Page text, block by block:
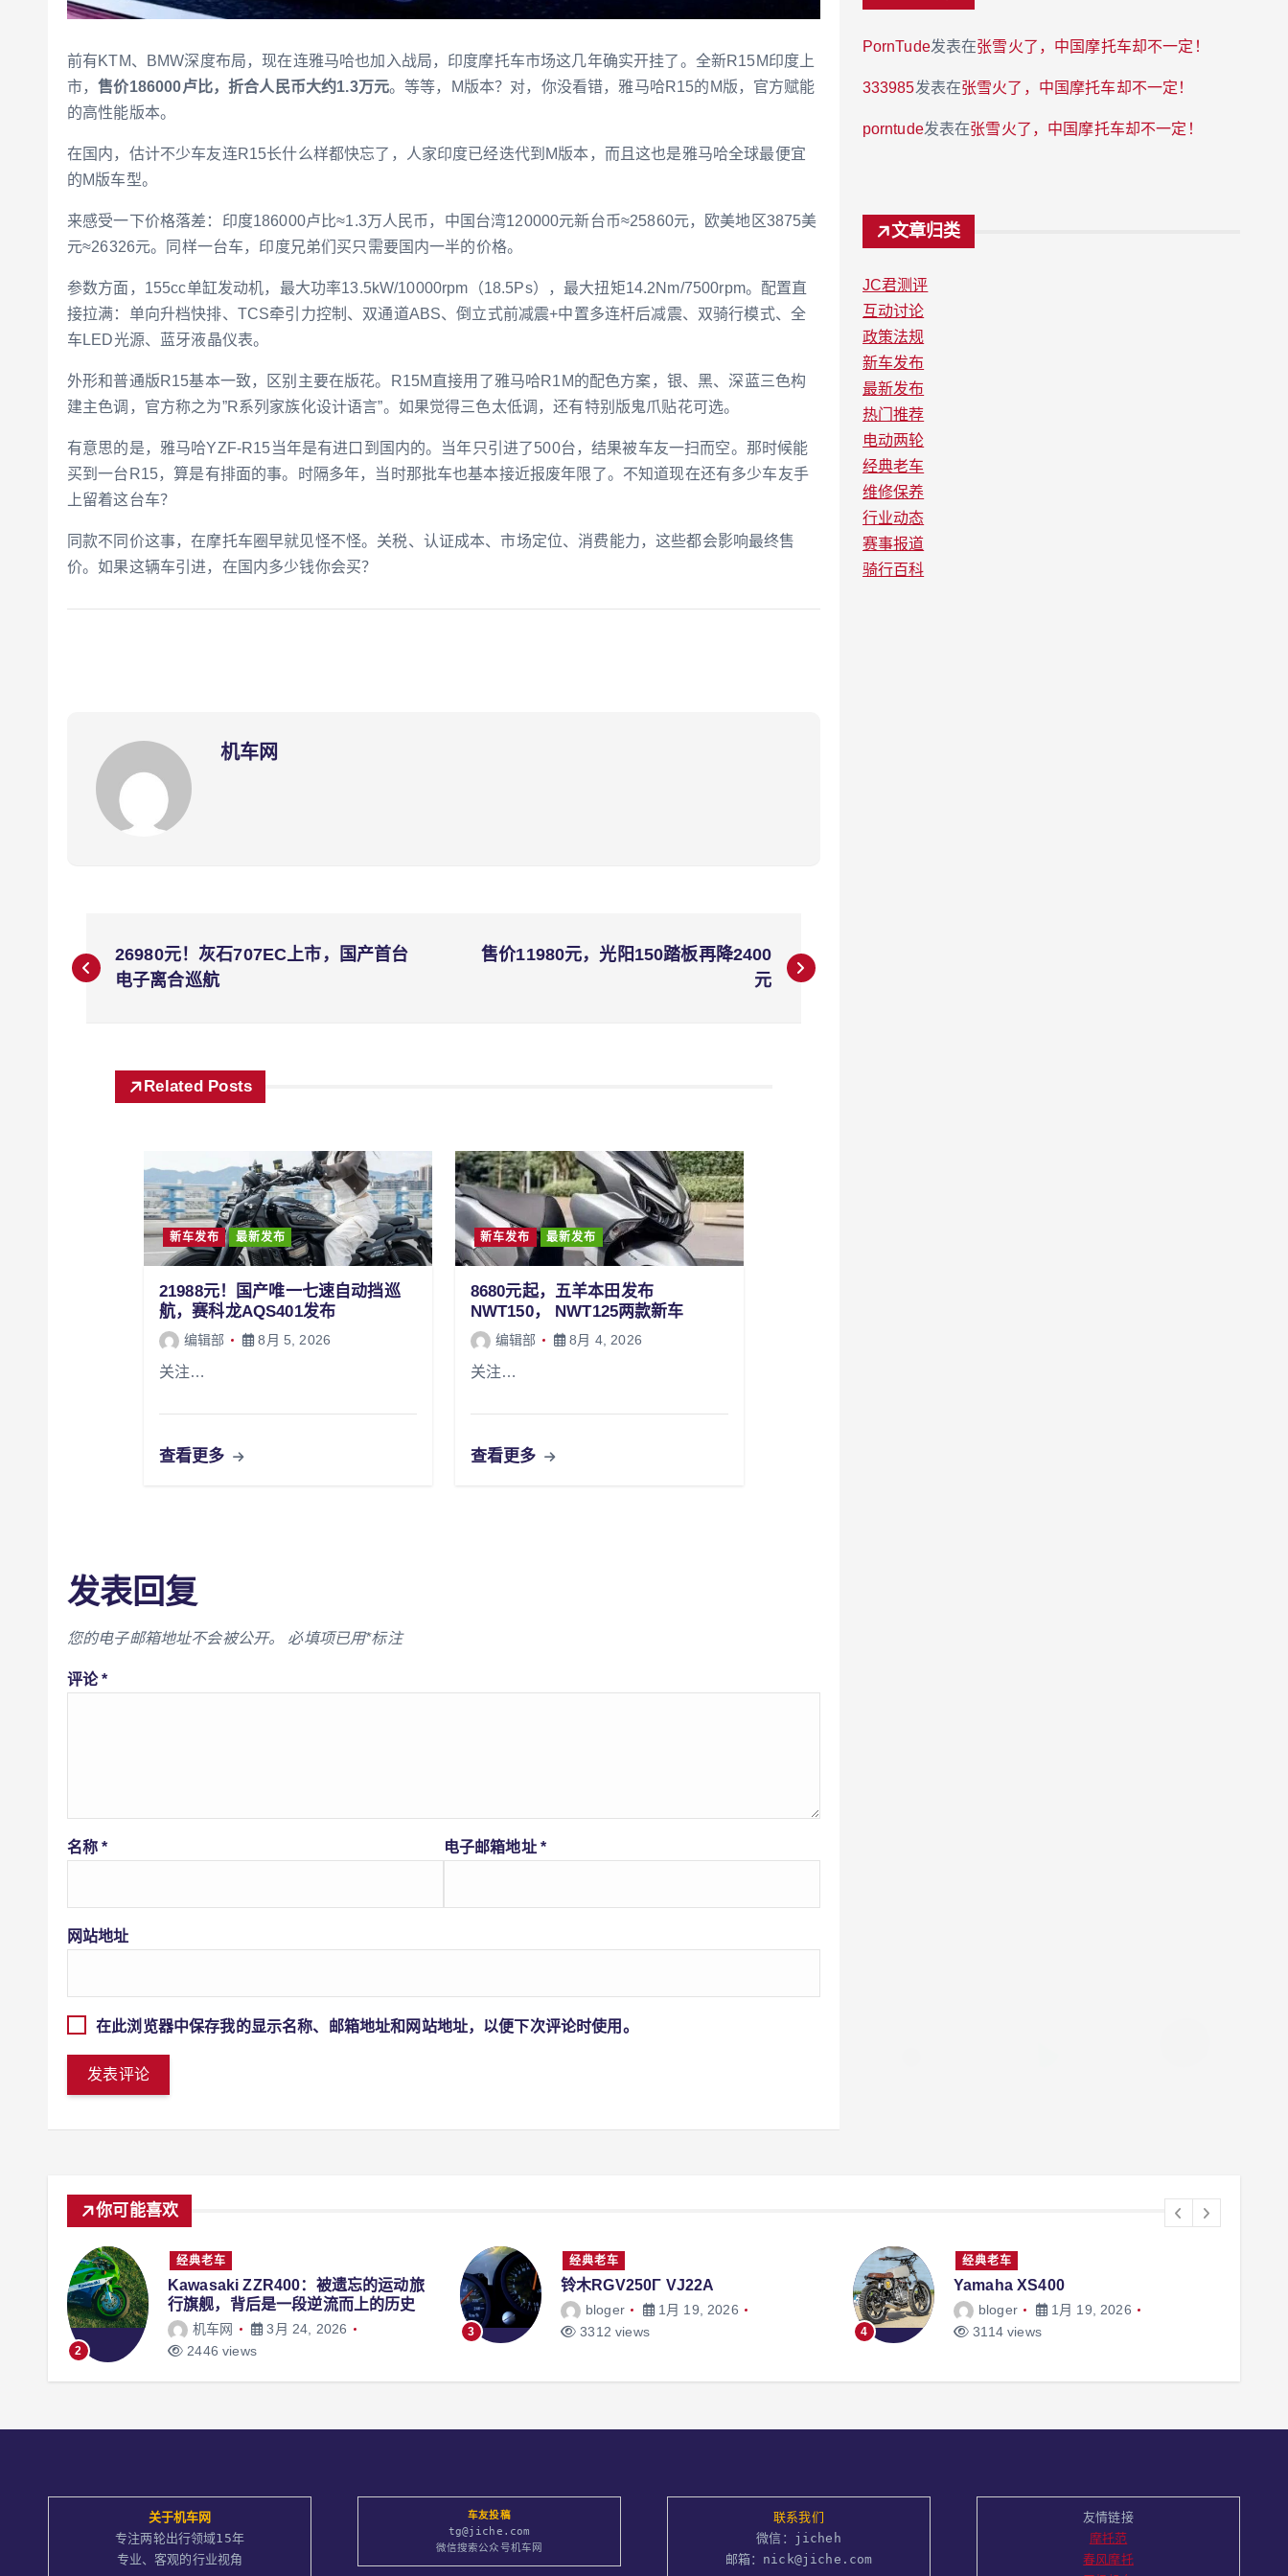
前有KTM、BMW深度布局，现在连雅马哈也加入战局，印度摩托车市场这几年确实开挂了。全新R15M印度上
市，售价186000卢比，折合人民币大约1.3万元。等等，M版本？对，你没看错，雅马哈R15的M版，官方赋能
的高性能版本。
在国内，估计不少车友连R15长什么样都快忘了，人家印度已经迭代到M版本，而且这也是雅马哈全球最便宜
的M版车型。
来感受一下价格落差：印度186000卢比≈1.3万人民币，中国台湾120000元新台币≈25860元，欧美地区3875美
元≈26326元。同样一台车，印度兄弟们买只需要国内一半的价格。
参数方面，155cc单缸发动机，最大功率13.5kW/10000rpm（18.5Ps），最大扭矩14.2Nm/7500rpm。配置直
接拉满：单向升档快排、TCS牵引力控制、双通道ABS、倒立式前减震+中置多连杆后减震、双骑行模式、全
车LED光源、蓝牙液晶仪表。
外形和普通版R15基本一致，区别主要在版花。R15M直接用了雅马哈R1M的配色方案，银、黑、深蓝三色构
建主色调，官方称之为”R系列家族化设计语言”。如果觉得三色太低调，还有特别版鬼爪贴花可选。
有意思的是，雅马哈YZF-R15当年是有进口到国内的。当年只引进了500台，结果被车友一扫而空。那时候能
买到一台R15，算是有排面的事。时隔多年，当时那批车也基本接近报废年限了。不知道现在还有多少车友手
上留着这台车？
同款不同价这事，在摩托车圈早就见怪不怪。关税、认证成本、市场定位、消费能力，这些都会影响最终售
价。如果这辆车引进，在国内多少钱你会买？
机车网
章
26980元！灰石707EC上市，国产首台
电子离合巡航
售价11980元，光阳150踏板再降2400
元
Related Posts
新车发布 最新发布
21988元！国产唯一七速自动挡巡
航，赛科龙AQS401发布
编辑部 8月 5, 2026
关注…
查看更多
新车发布 最新发布
8680元起，五羊本田发布
NWT150， NWT125两款新车
编辑部 8月 4, 2026
关注…
查看更多
发表回复
您的电子邮箱地址不会被公开。 必填项已用*标注
评论*
名称* 电子邮箱地址 *
网站地址
在此浏览器中保存我的显示名称、邮箱地址和网站地址，以便下次评论时使用。
PornTude发表在张雪火了，中国摩托车却不一定！
333985发表在张雪火了，中国摩托车却不一定！
porntude发表在张雪火了，中国摩托车却不一定！
文章归类
JC君测评
互动讨论
政策法规
新车发布
最新发布
热门推荐
电动两轮
经典老车
维修保养
行业动态
赛事报道
骑行百科
你可能喜欢
3
经典老车
铃木RGV250Γ VJ22A
bloger
1月 19, 2026
3312 views
4
经典老车
Yamaha XS400
bloger
1月 19, 2026
3114 views
经典老车
本田四缸250cc仿赛，19000转才到红
区
机车网
关于机车网
专注两轮出行领域15年
专业、客观的行业视角
车友投稿
tg@jiche.com
微信搜索公众号机车网
联系我们
微信：jicheh
邮箱：nick@jiche.com
友情链接
摩托范
春风摩托